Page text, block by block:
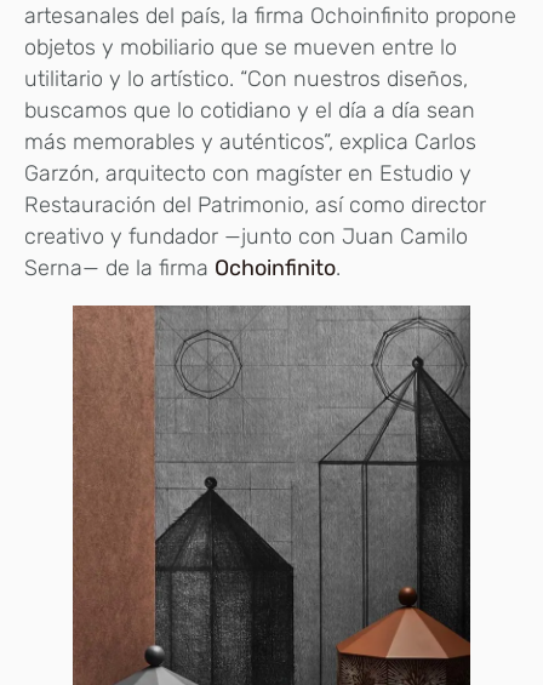
artesanales del país, la firma Ochoinfinito propone
objetos y mobiliario que se mueven entre lo
utilitario y lo artístico. “Con nuestros diseños,
buscamos que lo cotidiano y el día a día sean
más memorables y auténticos”, explica Carlos
Garzón, arquitecto con magíster en Estudio y
Restauración del Patrimonio, así como director
creativo y fundador —junto con Juan Camilo
Serna— de la firma Ochoinfinito.